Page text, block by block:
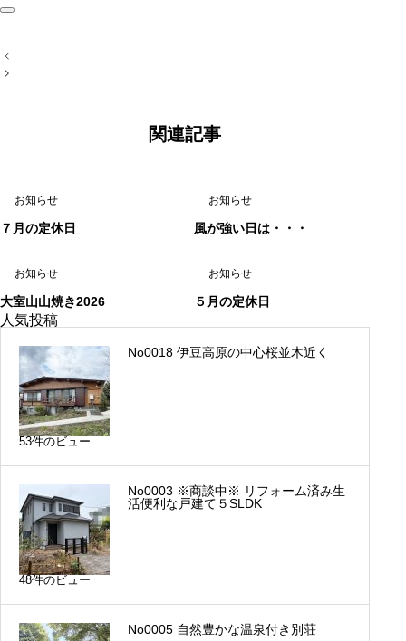
投
稿
関連記事
お知らせ
７月の定休日
お知らせ
風が強い日は・・・
お知らせ
大室山山焼き2026
お知らせ
５月の定休日
人気投稿
No0018 伊豆高原の中心桜並木近く
53件のビュー
No0003 ※商談中※ リフォーム済み生
活便利な戸建て５SLDK
48件のビュー
No0005 自然豊かな温泉付き別荘